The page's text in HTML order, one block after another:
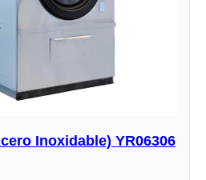
Inoxidable) YR06306